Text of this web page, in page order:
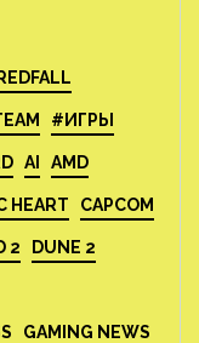
#ИГРЫ
AI AMD
HEART CAPCOM
2 DUNE 2
GAMING NEWS